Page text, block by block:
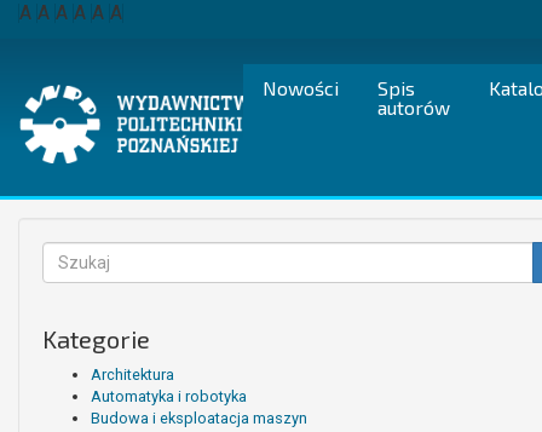
Przejdź
A A A A A A
Nowości
Spis
autorów
Formularz
wyszukiwania
Kategorie
Architektura
Automatyka i robotyka
Budowa i eksploatacja maszyn